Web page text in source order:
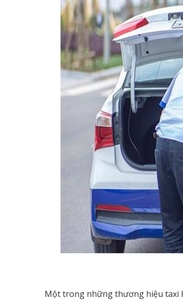
Một trong những thương hiệu taxi